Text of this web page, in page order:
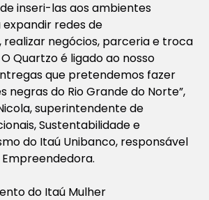
inseri-las aos ambientes
redes de
negócios, parceria e troca
Quartzo é ligado ao nosso
que pretendemos fazer
negras do Rio Grande do Norte”,
superintendente de
Sustentabilidade e
do Itaú Unibanco, responsável
do Itaú Mulher